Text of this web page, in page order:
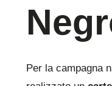
Per la campagna